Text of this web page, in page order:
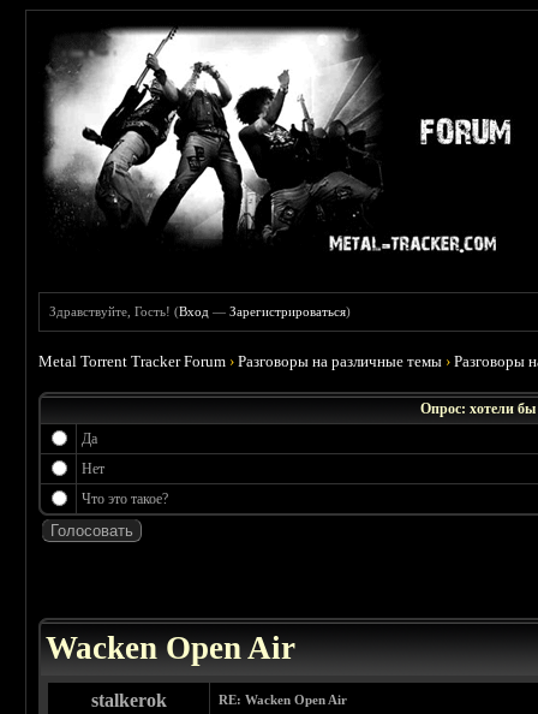
Здравствуйте, Гость! (Вход —Зарегистрироваться)
Metal Torrent Tracker Forum ›Разговоры на различные темы ›Разговоры
Опрос: хотели бы
Да
Нет
Что это такое?
Wacken Open Air
stalkerok RE: Wacken Open Air